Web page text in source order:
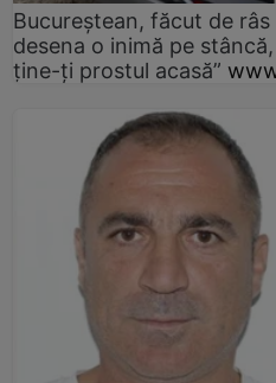
Bucureștean, făcut de
desena o inimă pe
ține-ți prostul acasă”